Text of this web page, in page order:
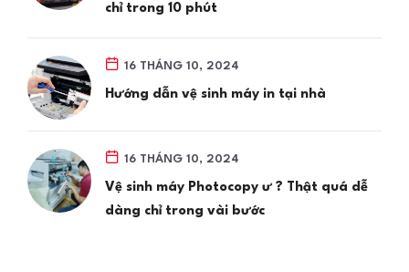
chỉ trong 10 phút
16 THÁNG 10, 2024
Hướng dẫn vệ sinh máy in tại nhà
16 THÁNG 10, 2024
Vệ sinh máy Photocopy ư ? Thật quá dễ
dàng chỉ trong vài bước